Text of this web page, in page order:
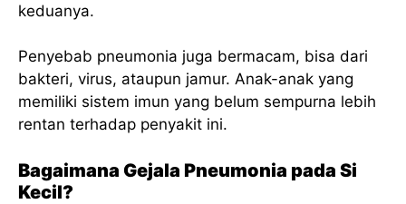
keduanya.
Penyebab pneumonia juga bermacam, bisa dari
bakteri, virus, ataupun jamur. Anak-anak yang
memiliki sistem imun yang belum sempurna lebih
rentan terhadap penyakit ini.
Bagaimana Gejala Pneumonia pada Si
Kecil?